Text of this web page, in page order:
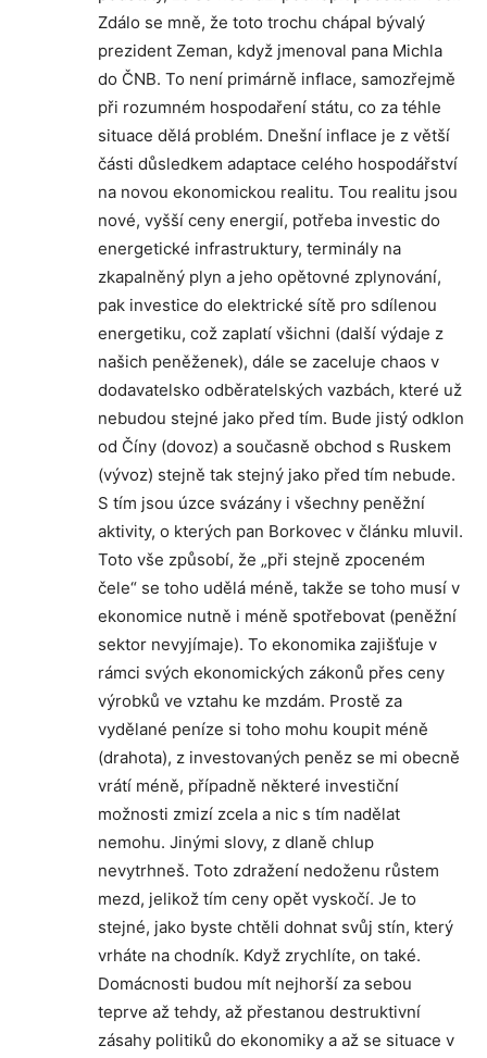
Zdálo se mně, že toto trochu chápal bývalý
prezident Zeman, když jmenoval pana Michla
do ČNB. To není primárně inflace, samozřejmě
při rozumném hospodaření státu, co za téhle
situace dělá problém. Dnešní inflace je z větší
části důsledkem adaptace celého hospodářství
na novou ekonomickou realitu. Tou realitu jsou
nové, vyšší ceny energií, potřeba investic do
energetické infrastruktury, terminály na
zkapalněný plyn a jeho opětovné zplynování,
pak investice do elektrické sítě pro sdílenou
energetiku, což zaplatí všichni (další výdaje z
našich peněženek), dále se zaceluje chaos v
dodavatelsko odběratelských vazbách, které už
nebudou stejné jako před tím. Bude jistý odklon
od Číny (dovoz) a současně obchod s Ruskem
(vývoz) stejně tak stejný jako před tím nebude.
S tím jsou úzce svázány i všechny peněžní
aktivity, o kterých pan Borkovec v článku mluvil.
Toto vše způsobí, že „při stejně zpoceném
čele“ se toho udělá méně, takže se toho musí v
ekonomice nutně i méně spotřebovat (peněžní
sektor nevyjímaje). To ekonomika zajišťuje v
rámci svých ekonomických zákonů přes ceny
výrobků ve vztahu ke mzdám. Prostě za
vydělané peníze si toho mohu koupit méně
(drahota), z investovaných peněz se mi obecně
vrátí méně, případně některé investiční
možnosti zmizí zcela a nic s tím nadělat
nemohu. Jinými slovy, z dlaně chlup
nevytrhneš. Toto zdražení nedoženu růstem
mezd, jelikož tím ceny opět vyskočí. Je to
stejné, jako byste chtěli dohnat svůj stín, který
vrháte na chodník. Když zrychlíte, on také.
Domácnosti budou mít nejhorší za sebou
teprve až tehdy, až přestanou destruktivní
zásahy politiků do ekonomiky a až se situace v